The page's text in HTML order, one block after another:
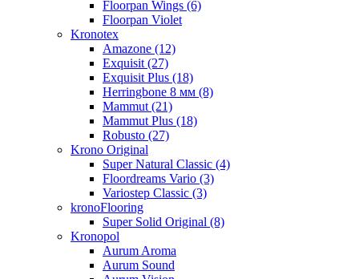
Floorpan Wings (6)
Floorpan Violet
Kronotex
Amazone (12)
Exquisit (27)
Exquisit Plus (18)
Herringbone 8 мм (8)
Mammut (21)
Mammut Plus (18)
Robusto (27)
Krono Original
Super Natural Classic (4)
Floordreams Vario (3)
Variostep Classic (3)
kronoFlooring
Super Solid Original (8)
Kronopol
Aurum Aroma
Aurum Sound